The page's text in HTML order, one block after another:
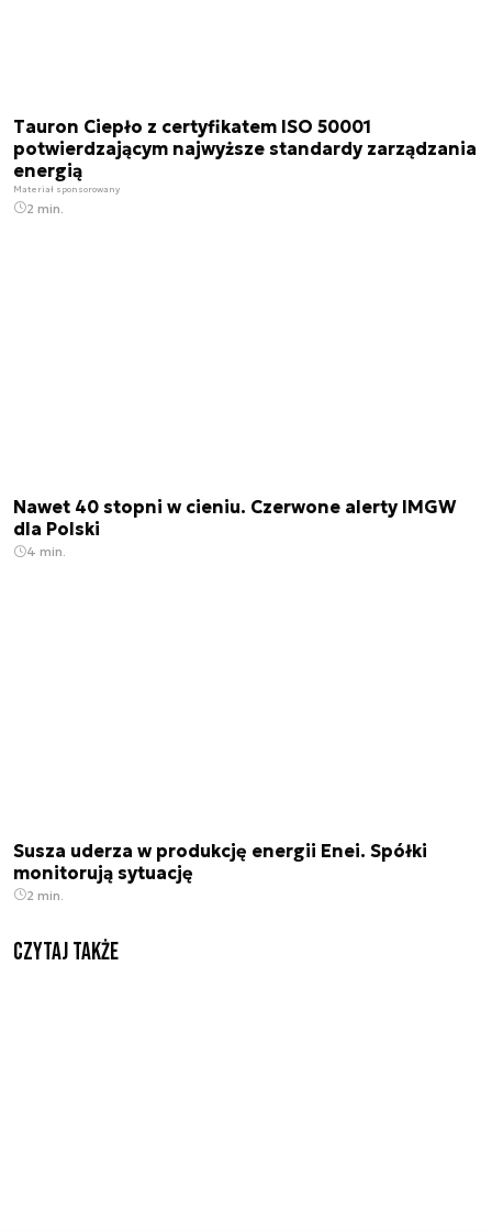
Tauron Ciepło z certyfikatem ISO 50001
potwierdzającym najwyższe standardy zarządzania
energią
Materiał sponsorowany
2 min.
Nawet 40 stopni w cieniu. Czerwone alerty IMGW
dla Polski
4 min.
Susza uderza w produkcję energii Enei. Spółki
monitorują sytuację
2 min.
Czytaj także